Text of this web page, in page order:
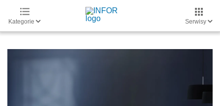
Kategorie Serwisy